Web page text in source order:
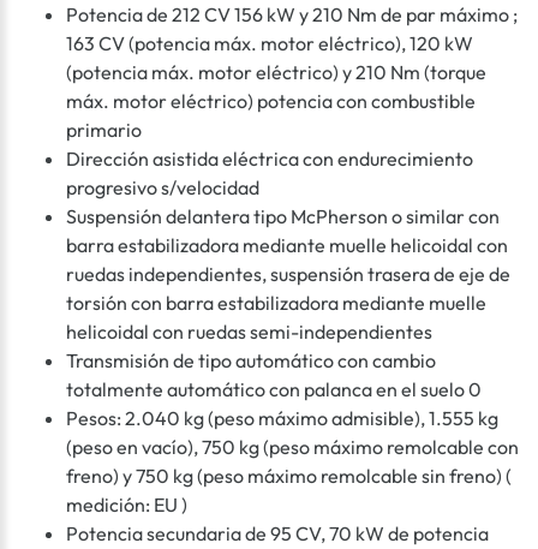
Potencia de 212 CV 156 kW y 210 Nm de par máximo ;
163 CV (potencia máx. motor eléctrico), 120 kW
(potencia máx. motor eléctrico) y 210 Nm (torque
máx. motor eléctrico) potencia con combustible
primario
Dirección asistida eléctrica con endurecimiento
progresivo s/velocidad
Suspensión delantera tipo McPherson o similar con
barra estabilizadora mediante muelle helicoidal con
ruedas independientes, suspensión trasera de eje de
torsión con barra estabilizadora mediante muelle
helicoidal con ruedas semi-independientes
Transmisión de tipo automático con cambio
totalmente automático con palanca en el suelo 0
Pesos: 2.040 kg (peso máximo admisible), 1.555 kg
(peso en vacío), 750 kg (peso máximo remolcable con
freno) y 750 kg (peso máximo remolcable sin freno) (
medición: EU )
Potencia secundaria de 95 CV, 70 kW de potencia